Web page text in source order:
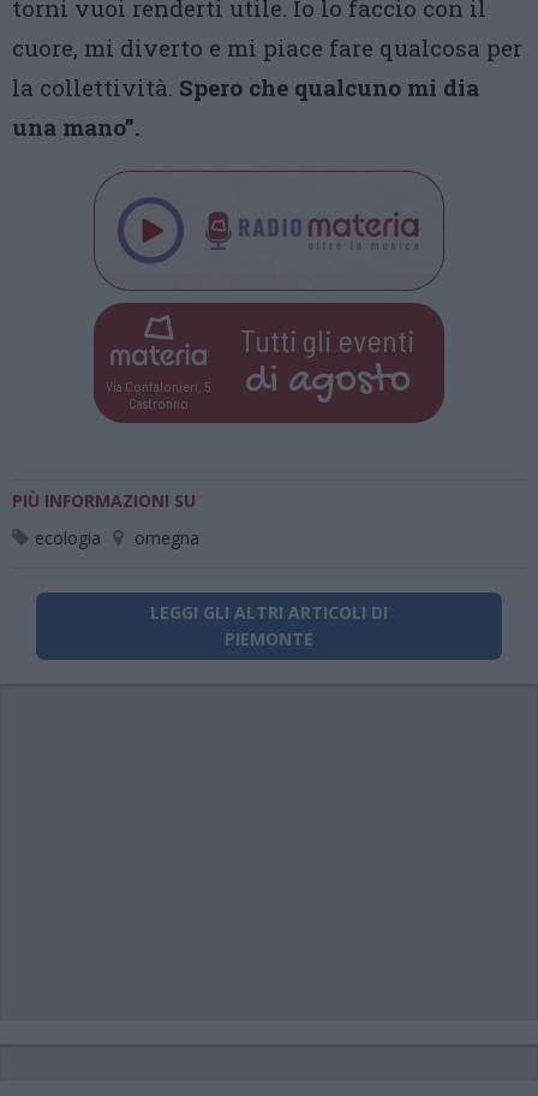
torni vuoi renderti utile. Io lo faccio con il
cuore, mi diverto e mi piace fare qualcosa per
la collettività. Spero che qualcuno mi dia
una mano”.
Via Confalonieri, 5
Castronno
Tutti gli eventi
di agosto
PIÙ INFORMAZIONI SU
ecologia
omegna
LEGGI GLI ALTRI ARTICOLI DI
PIEMONTE